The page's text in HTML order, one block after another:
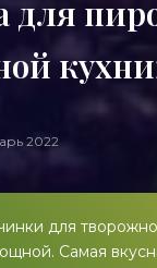
для
2022
для
Самая